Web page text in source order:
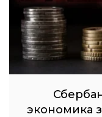
экономика